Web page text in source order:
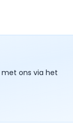
met ons via het